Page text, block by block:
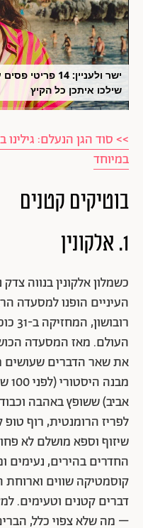
ישר ולעניין: 14
שילכו איתכן כל הקיץ
>> סוד הגן הנעלם:
במיוחד
בוטיקים קטנים
1. אלקונין
כשמלון אלקונין בנווה
העיניים הופנו למסעדה
העולם. מאז המסעדה
את שאר הדברים שעושים
אביב) ששופץ באהבה
לפריז הרומנטית, רוף
שיזוף וספא מושלם לא
החדרים בהירים, נעימים
קוסמטיקה שווים
דברים קטנים וטעימים.
– מה שלא צפוי כלל,